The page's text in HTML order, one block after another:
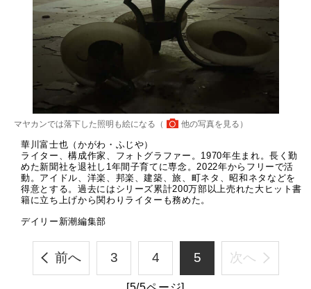
マヤカンでは落下した照明も絵になる（ 他の写真を見る ）
華川富士也（かがわ・ふじや）
ライター、構成作家、フォトグラファー。1970年生まれ。長く勤
めた新聞社を退社し1年間子育てに専念。2022年からフリーで活
動。アイドル、洋楽、邦楽、建築、旅、町ネタ、昭和ネタなどを
得意とする。過去にはシリーズ累計200万部以上売れた大ヒット書
籍に立ち上げから関わりライターも務めた。
デイリー新潮編集部
前へ 3 4 5 次へ